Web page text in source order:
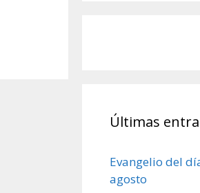
Últimas
Evangelio del
agosto